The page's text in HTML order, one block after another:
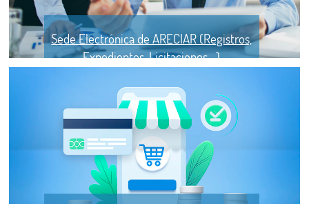
Sede Electrónica de ARECIAR (Registros,
Expedientes, Licitaciones....)